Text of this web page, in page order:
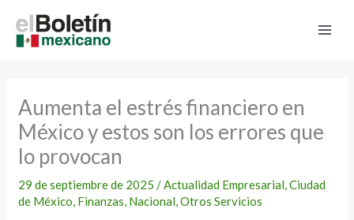
contenido
Aumenta el estrés financiero en
México y estos son los errores que
lo provocan
29 de septiembre de 2025/Actualidad Empresarial,Ciudad
de México, Finanzas, Nacional,Otros Servicios